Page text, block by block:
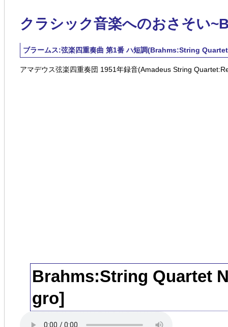
クラシック音楽へのおさそい
ブラームス:弦楽四重奏曲 第1番 ハ短調(Brahms:String
アマデウス弦楽四重奏団 1951年録音(Amadeus String
Brahms:String Quartet
gro]